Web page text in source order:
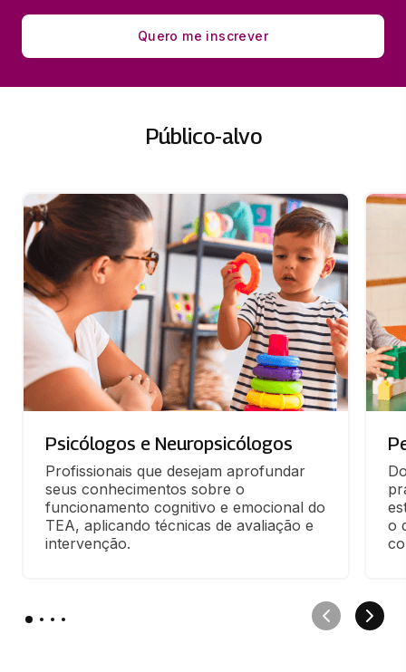
Quero me inscrever
Público-alvo
Psicólogos e Neuropsicólogos
Profissionais que desejam aprofundar
seus conhecimentos sobre o
funcionamento cognitivo e emocional do
TEA, aplicando técnicas de avaliação e
intervenção.
o